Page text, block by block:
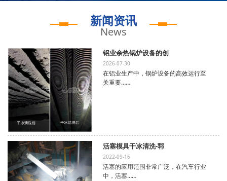
新闻资讯
News
铝业余热锅炉设备的创
2026-07-30
在铝业生产中，锅炉设备的高效运行至
关重要……
活塞模具干冰清洗-郓
2022-09-16
活塞的应用范围非常广泛，在汽车行业
中，活塞……